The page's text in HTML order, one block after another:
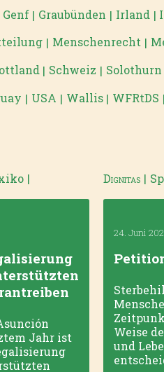
Genf | Graubünden | Irland |
| Menschenrecht |
| Schweiz | Solothurn
| USA | Wallis | WFRtDS |
|
Jahr ist
Dignitas |
24. Juni
Weise
und